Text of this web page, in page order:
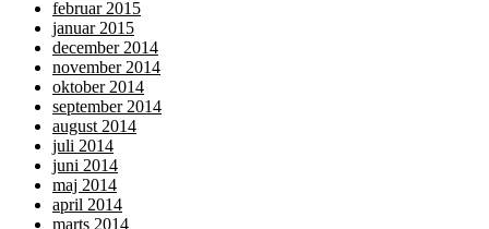
februar 2015
januar 2015
december 2014
november 2014
oktober 2014
september 2014
august 2014
juli 2014
juni 2014
maj 2014
april 2014
marts 2014